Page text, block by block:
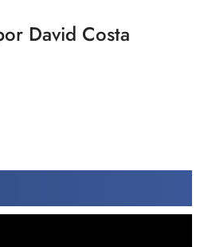
David Costa